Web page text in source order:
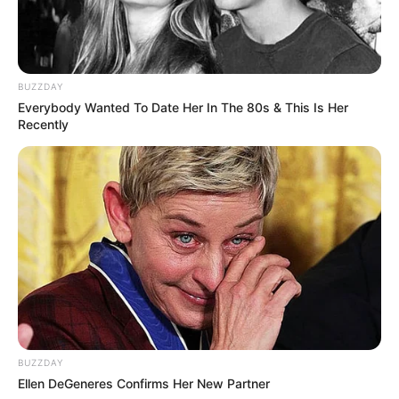
BUZZDAY
Everybody Wanted To Date Her In The 80s & This Is Her
Recently
BUZZDAY
Ellen DeGeneres Confirms Her New Partner